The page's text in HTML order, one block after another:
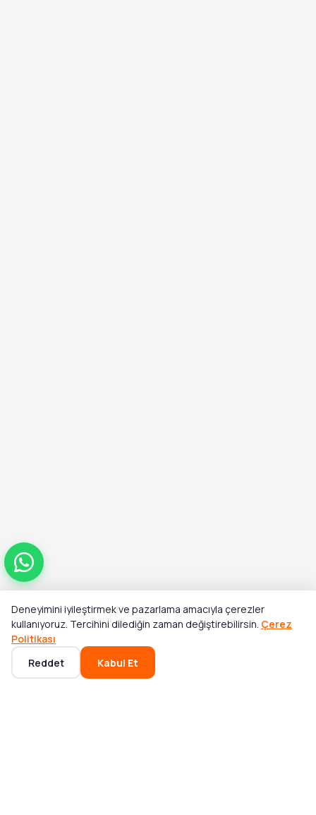
Toplam
₺4.467,65 Stok Yok
Ana Sayfa Kategoriler Sepet
Deneyimini iyileştirmek ve pazarlama amacıyla çerezler
kullanıyoruz. Tercihini dilediğin zaman değiştirebilirsin. Çerez
Politikası
Reddet
Kabul Et